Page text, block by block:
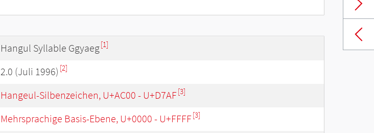
Hangul Syllable Ggyaeg[1]
2.0 (Juli 1996) [2]
Hangeul-Silbenzeichen, U+AC00 - U+D7AF[3]
Mehrsprachige Basis-Ebene, U+0000 - U+FFFF[3]